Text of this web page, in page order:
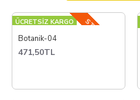
ÜCRETSİZ KARGO STOKTA YOK
Botanik-04
471,50TL